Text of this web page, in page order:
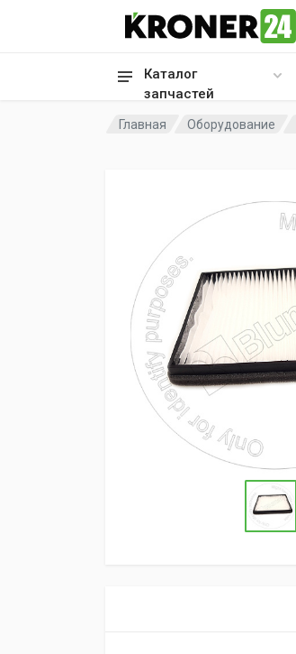
Каталог
запчастей
Главная Оборудование